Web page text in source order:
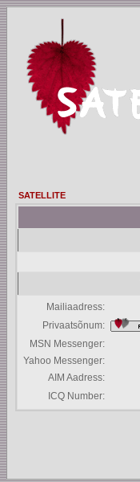
SATELLITE
Mailiaadress:
Privaatsõnum:
MSN Messenger:
Yahoo Messenger:
AIM Aadress:
ICQ Number: